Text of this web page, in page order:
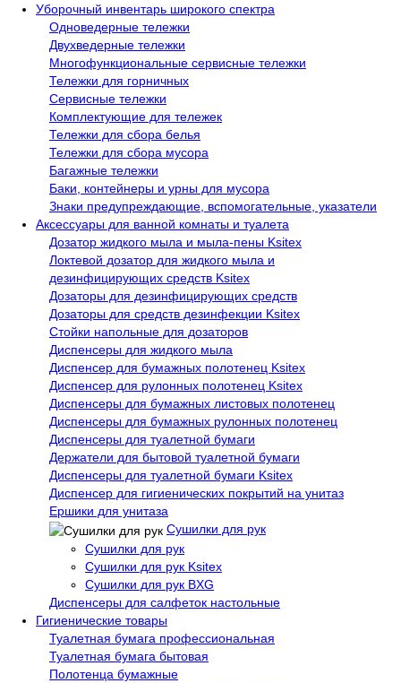
Уборочный инвентарь широкого спектра
Одноведерные тележки
Двухведерные тележки
Многофункциональные сервисные тележки
Тележки для горничных
Сервисные тележки
Комплектующие для тележек
Тележки для сбора белья
Тележки для сбора мусора
Багажные тележки
Баки, контейнеры и урны для мусора
Знаки предупреждающие, вспомогательные, указатели
Аксессуары для ванной комнаты и туалета
Дозатор жидкого мыла и мыла-пены Ksitex
Локтевой дозатор для жидкого мыла и
дезинфицирующих средств Ksitex
Дозаторы для дезинфицирующих средств
Дозаторы для средств дезинфекции Ksitex
Стойки напольные для дозаторов
Диспенсеры для жидкого мыла
Диспенсер для бумажных полотенец Ksitex
Диспенсер для рулонных полотенец Ksitex
Диспенсеры для бумажных листовых полотенец
Диспенсеры для бумажных рулонных полотенец
Диспенсеры для туалетной бумаги
Держатели для бытовой туалетной бумаги
Диспенсеры для туалетной бумаги Ksitex
Диспенсер для гигиенических покрытий на унитаз
Ершики для унитаза
Сушилки для рук
Сушилки для рук
Сушилки для рук Ksitex
Сушилки для рук BXG
Диспенсеры для салфеток настольные
Гигиенические товары
Туалетная бумага профессиональная
Туалетная бумага бытовая
Полотенца бумажные